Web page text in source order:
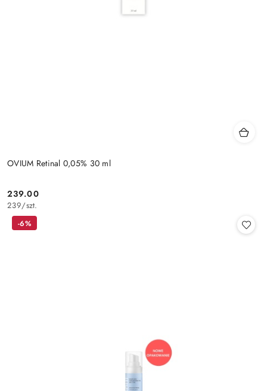
OVIUM Retinal 0,05% 30 ml
Cena:
239.00
239/szt.
-6%